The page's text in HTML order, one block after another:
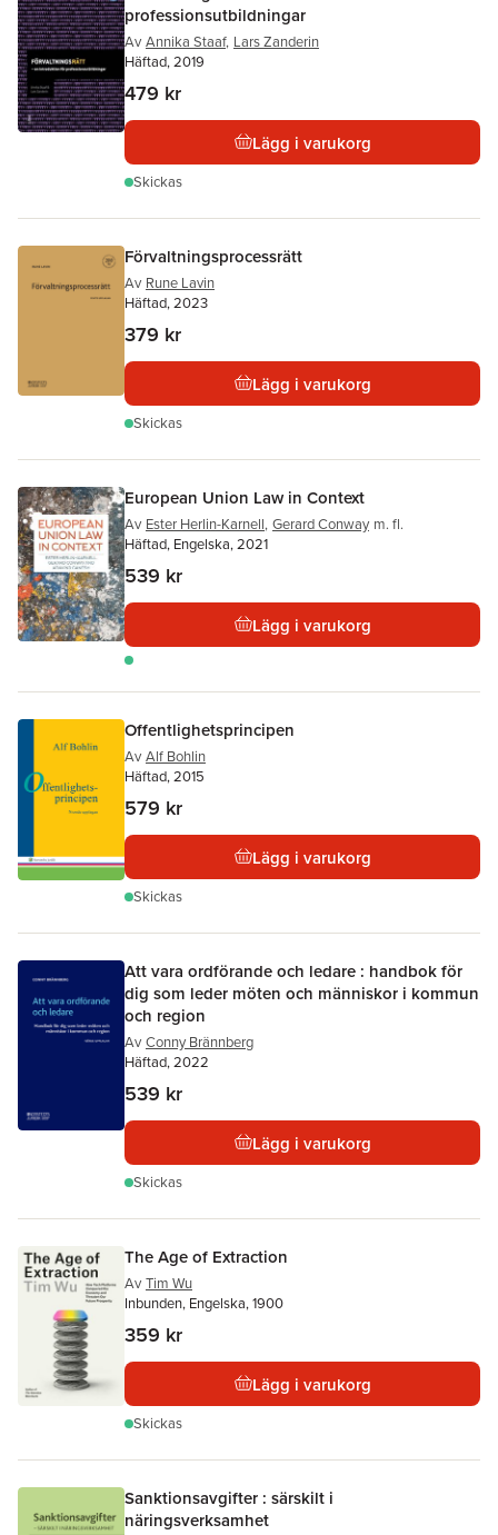
professionsutbildningar
Av Annika Staaf, Lars Zanderin
Häftad, 2019
479 kr
Lägg i varukorg
Skickas
Förvaltningsprocessrätt
Av Rune Lavin
Häftad, 2023
379 kr
Lägg i varukorg
Skickas
European Union Law in Context
Av Ester Herlin-Karnell, Gerard Conway m. fl.
Häftad, Engelska, 2021
539 kr
Lägg i varukorg
Offentlighetsprincipen
Av Alf Bohlin
Häftad, 2015
579 kr
Lägg i varukorg
Skickas
Att vara ordförande och ledare : handbok för
dig som leder möten och människor i kommun
och region
Av Conny Brännberg
Häftad, 2022
539 kr
Lägg i varukorg
Skickas
The Age of Extraction
Av Tim Wu
Inbunden, Engelska, 1900
359 kr
Lägg i varukorg
Skickas
Sanktionsavgifter : särskilt i
näringsverksamhet